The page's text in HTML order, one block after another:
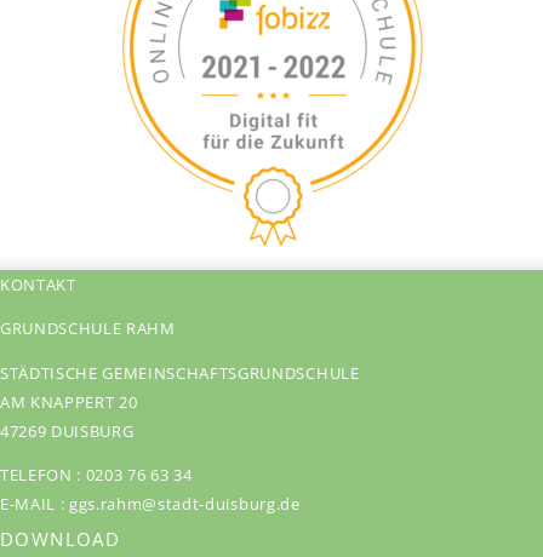
KONTAKT
GRUNDSCHULE RAHM
STÄDTISCHE GEMEINSCHAFTSGRUNDSCHULE
AM KNAPPERT 20
47269 DUISBURG
TELEFON : 0203 76 63 34
E-MAIL :ggs.rahm@stadt-duisburg.de
DOWNLOAD